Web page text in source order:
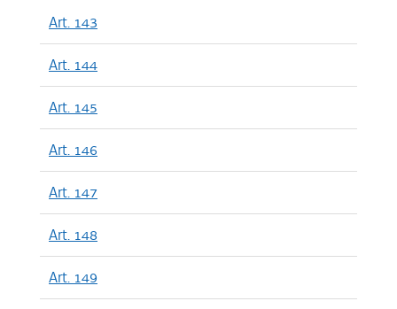
Art. 143
Art. 144
Art. 145
Art. 146
Art. 147
Art. 148
Art. 149